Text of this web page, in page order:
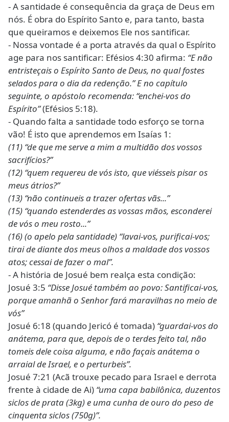
- A santidade é consequência da graça de Deus em
nós. É obra do Espírito Santo e, para tanto, basta
que queiramos e deixemos Ele nos santificar.
- Nossa vontade é a porta através da qual o Espírito
age para nos santificar: Efésios 4:30 afirma: “E não
entristeçais o Espírito Santo de Deus, no qual fostes
selados para o dia da redenção.” E no capítulo
seguinte, o apóstolo recomenda: “enchei-vos do
Espírito”(Efésios 5:18).
- Quando falta a santidade todo esforço se torna
vão! É isto que aprendemos em Isaías 1:
(11) “de que me serve a mim a multidão dos vossos
sacrifícios?”
(12) “quem requereu de vós isto, que viésseis pisar os
meus átrios?”
(13) “não continueis a trazer ofertas vãs...”
(15) “quando estenderdes as vossas mãos, esconderei
de vós o meu rosto...”
(16) (o apelo pela santidade) “lavai-vos, purificai-vos;
tirai de diante dos meus olhos a maldade dos vossos
atos; cessai de fazer o mal”.
- A história de Josué bem realça esta condição:
Josué 3:5 “Disse Josué também ao povo: Santificai-vos,
porque amanhã o Senhor fará maravilhas no meio de
vós”
Josué 6:18 (quando Jericó é tomada) “guardai-vos do
anátema, para que, depois de o terdes feito tal, não
tomeis dele coisa alguma, e não façais anátema o
arraial de Israel, e o perturbeis”.
Josué 7:21 (Acã trouxe pecado para Israel e derrota
frente à cidade de Ai) “uma capa babilônica, duzentos
siclos de prata (3kg) e uma cunha de ouro do peso de
cinquenta siclos (750g)”.